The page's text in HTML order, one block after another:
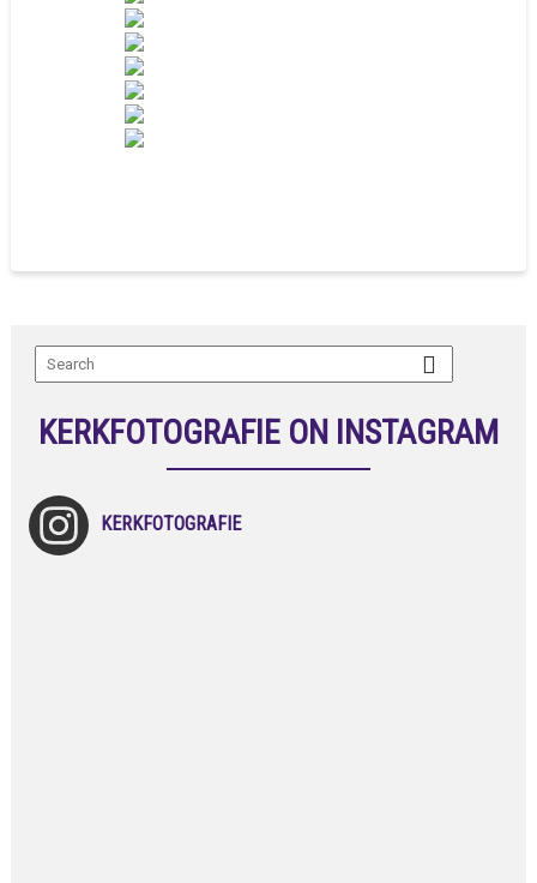
KERKFOTOGRAFIE ON INSTAGRAM
KERKFOTOGRAFIE